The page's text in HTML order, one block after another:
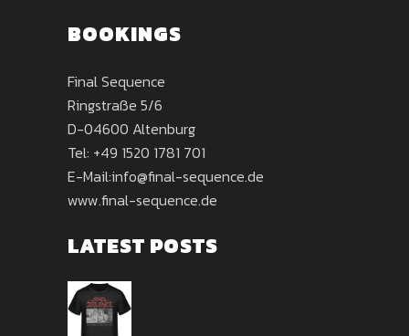
BOOKINGS
Final Sequence
Ringstraße 5/6
D-04600 Altenburg
Tel: +49 1520 1781 701
E-Mail:info@final-sequence.de
www.final-sequence.de
LATEST POSTS